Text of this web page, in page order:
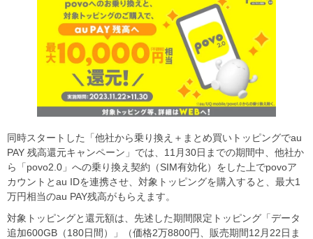
同時スタートした「他社から乗り換え＋まとめ買いトッピングでau
PAY 残高還元キャンペーン」では、11月30日までの期間中、他社か
ら「povo2.0」への乗り換え契約（SIM有効化）をした上でpovoア
カウントとau IDを連携させ、対象トッピングを購入すると、最大1
万円相当のau PAY残高がもらえます。
対象トッピングと還元額は、先述した期間限定トッピング「データ
追加600GB（180日間）」（価格2万8800円、販売期間12月22日ま